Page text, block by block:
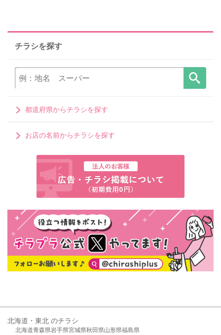
チラシを探す
都道府県からチラシを探す
お店の名前からチラシを探す
北海道・東北 のチラシ
北海道青森県岩手県宮城県秋田県山形県福島県